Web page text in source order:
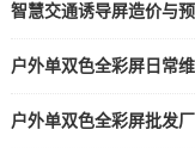
智慧交通诱导屏造价与
户外单双色全彩屏日常
户外单双色全彩屏批发